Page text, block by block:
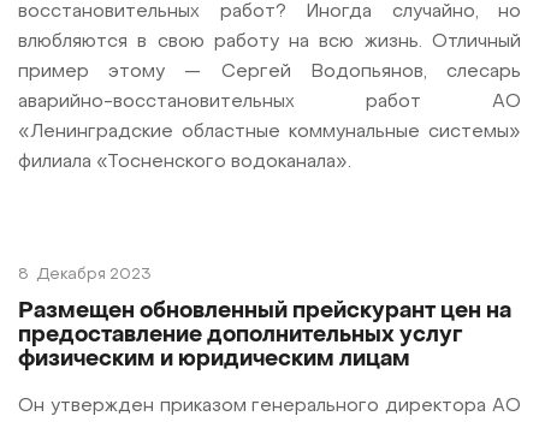
восстановительных работ? Иногда случайно, но
влюбляются в свою работу на всю жизнь. Отличный
пример этому — Сергей Водопьянов, слесарь
аварийно-восстановительных работ АО
«Ленинградские областные коммунальные системы»
филиала «Тосненского водоканала».
8 Декабря 2023
Размещен обновленный прейскурант цен на
предоставление дополнительных услуг
физическим и юридическим лицам
Он утвержден приказом генерального директора АО